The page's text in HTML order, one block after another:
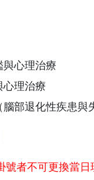
與心理治療
心理治療
部退化性疾患與
號者不可更換當日